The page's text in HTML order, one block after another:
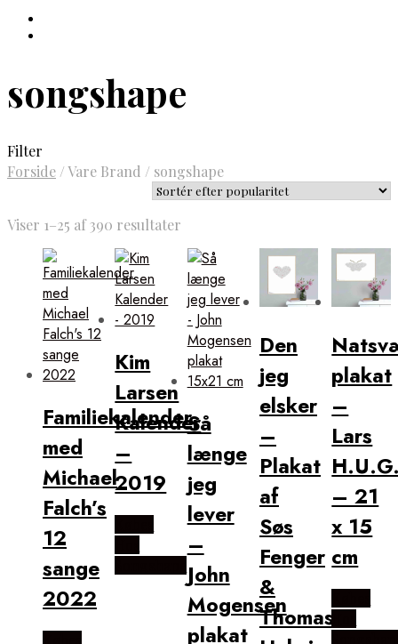
songshape
Filter
Forside /Vare Brand / songshape
Viser 1–25 af 390 resultater
popularitet
Familiekalender
med
Michael
Falch’s
12
sange
2022
Kim
Larsen
Kalender
–
2019
Så
længe
jeg
lever
–
John
Mogensen
plakat
Den
jeg
elsker
–
Plakat
af
Søs
Fenger
&
Thomas
plakat
–
Lars
– 21
x 15
cm